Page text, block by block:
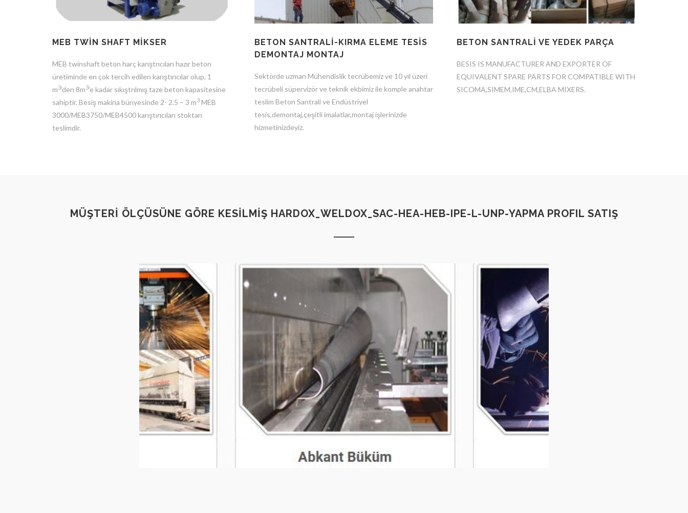
MEB TWİN SHAFT MİKSER
MEB twinshaft beton harç karıştrıcıları hazır beton
üretiminde en çok tercih edilen karıştırıcılar olup, 1
m3’den 8m3’e kadar sıkıştrılmış taze beton kapasitesine
sahiptir. Besiş makina bünyesinde 2- 2.5 – 3 m3 MEB
3000/MEB3750/MEB4500 karıştırıcıları stoktan
teslimdir.
BETON SANTRALİ-KIRMA ELEME TESİS
DEMONTAJ MONTAJ
Sektörde uzman Mühendislik tecrübemiz ve 10 yıl üzeri
tecrübeli süpervizör ve teknik ekbimiz ile komple anahtar
teslim Beton Santrali ve Endüstriyel
tesis,demontaj,çeşitli imalatlar,montaj işlerinizde
hizmetinizdeyiz.
BETON SANTRALİ VE YEDEK PARÇA
BESIS IS MANUFACTURER AND EXPORTER OF
EQUIVALENT SPARE PARTS FOR COMPATIBLE WITH
SICOMA,SIMEM,IME,CM,ELBA MIXERS.
MÜŞTERİ ÖLÇÜSÜNE GÖRE KESİLMİŞ HARDOX_WELDOX_SAC-HEA-HEB-IPE-L-UNP-YAPMA PROFIL SATIŞ